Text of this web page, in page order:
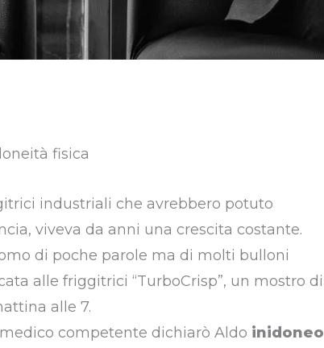
industriali che avrebbero potuto
viveva da anni una crescita costante.
di poche parole ma di molti bulloni
alle friggitrici “TurboCrisp”, un mostro di
alle 7.
competente dichiarò Aldo inidoneo